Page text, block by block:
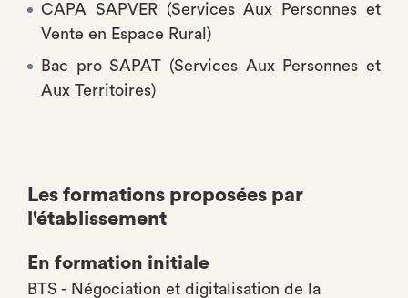
CAPA SAPVER (Services Aux Personnes et
Vente en Espace Rural)
Bac pro SAPAT (Services Aux Personnes et
Aux Territoires)
Les formations proposées par
l'établissement
En formation initiale
BTS - Négociation et digitalisation de la